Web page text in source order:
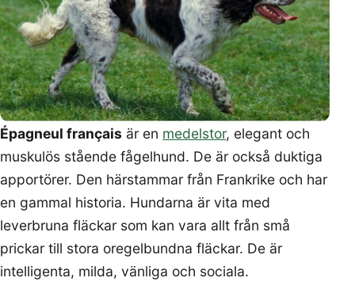
Épagneul français är en medelstor, elegant och
muskulös stående fågelhund. De är också duktiga
apportörer. Den härstammar från Frankrike och har
en gammal historia. Hundarna är vita med
leverbruna fläckar som kan vara allt från små
prickar till stora oregelbundna fläckar. De är
intelligenta, milda, vänliga och sociala.